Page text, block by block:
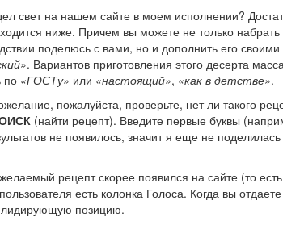
свет на нашем сайте в моем исполнении?
ниже. Причем вы можете не только
поделюсь с вами, но и дополнить его
. Вариантов приготовления этого десерта
по «ГОСТу» или «настоящий», «как в детстве».
пожалуйста, проверьте, нет ли такого
(найти рецепт). Введите первые буквы
не появилось, значит я еще не
рецепт скорее появился на сайте (то
есть колонка Голоса. Когда вы
позицию.